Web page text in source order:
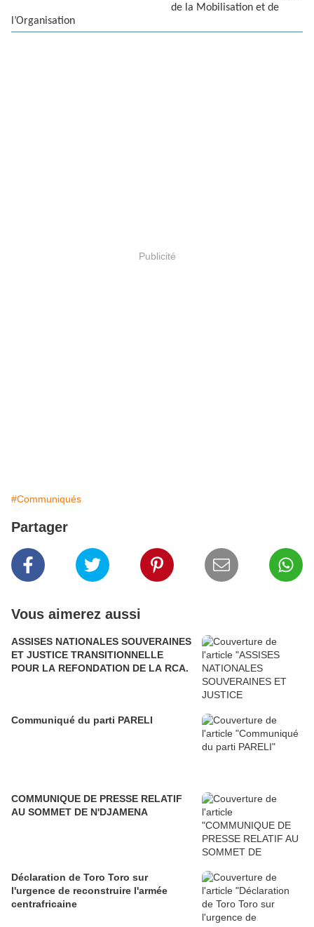
de la Mobilisation et de
l’Organisation
Publicité
#Communiqués
Partager
Vous aimerez aussi
ASSISES NATIONALES SOUVERAINES
ET JUSTICE TRANSITIONNELLE
POUR LA REFONDATION DE LA RCA.
Communiqué du parti PARELI
COMMUNIQUE DE PRESSE RELATIF
AU SOMMET DE N'DJAMENA
Déclaration de Toro Toro sur
l'urgence de reconstruire l'armée
centrafricaine